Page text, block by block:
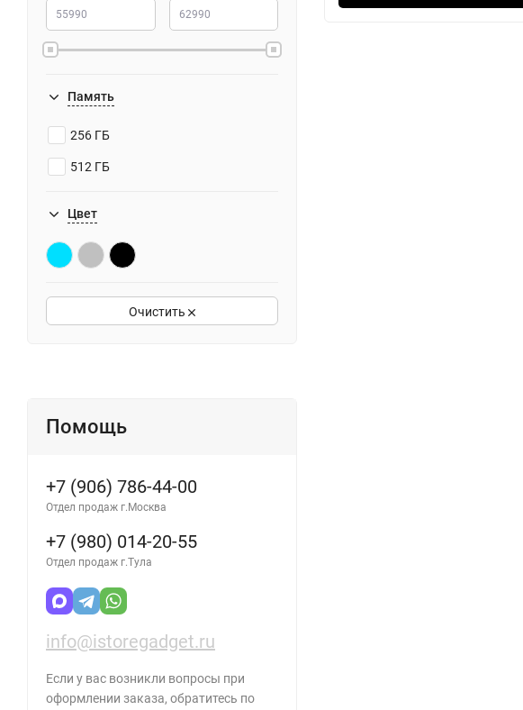
Память
256 ГБ
512 ГБ
Цвет
Очистить
Помощь
+7 (906) 786-44-00
Отдел продаж г.Москва
+7 (980) 014-20-55
Отдел продаж г.Тула
info@istoregadget.ru
Если у вас возникли вопросы при
оформлении заказа, обратитесь по